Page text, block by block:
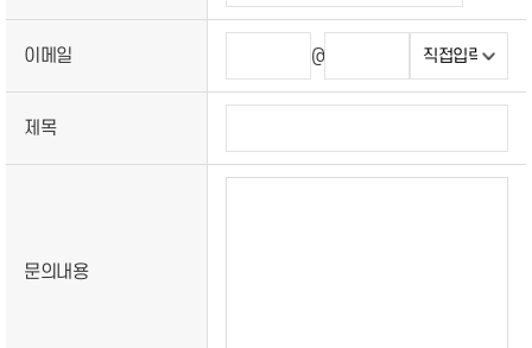
이메일 @
제목
문의내용